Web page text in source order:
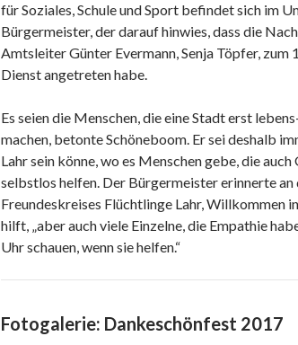
für Soziales, Schule und Sport befindet sich im
Bürgermeister, der darauf hinwies, dass die
Amtsleiter Günter Evermann, Senja Töpfer, zum
Dienst angetreten habe.
Es seien die Menschen, die eine Stadt erst
machen, betonte Schöneboom. Er sei deshalb
Lahr sein könne, wo es Menschen gebe, die
selbstlos helfen. Der Bürgermeister erinnerte
Freundeskreises Flüchtlinge Lahr, Willkommen
hilft, „aber auch viele Einzelne, die Empathie
Uhr schauen, wenn sie helfen.“
Fotogalerie: Dankeschönfest 2017